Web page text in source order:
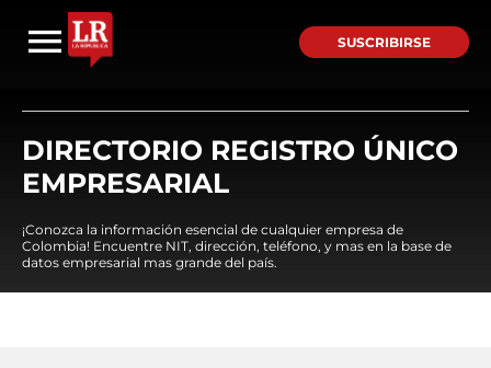
SUSCRIBIRSE
DIRECTORIO REGISTRO ÚNICO
EMPRESARIAL
¡Conozca la información esencial de cualquier empresa de
Colombia! Encuentre NIT, dirección, teléfono, y mas en la base de
datos empresarial mas grande del país.